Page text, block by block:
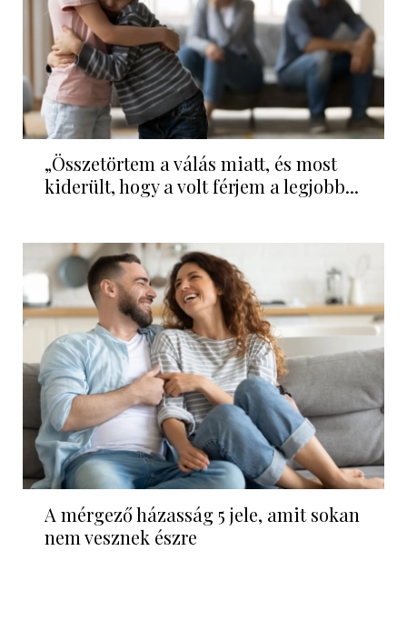
„Összetörtem a válás miatt, és most
kiderült, hogy a volt férjem a legjobb...
A mérgező házasság 5 jele, amit sokan
nem vesznek észre